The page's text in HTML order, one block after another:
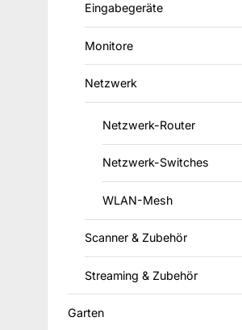
Eingabegeräte
Monitore
Netzwerk
Netzwerk-Router
Netzwerk-Switches
WLAN-Mesh
Scanner & Zubehör
Streaming & Zubehör
Garten